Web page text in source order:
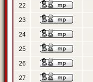
22
23
24
25
26
27